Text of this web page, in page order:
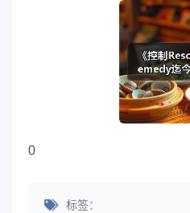
0
标签：